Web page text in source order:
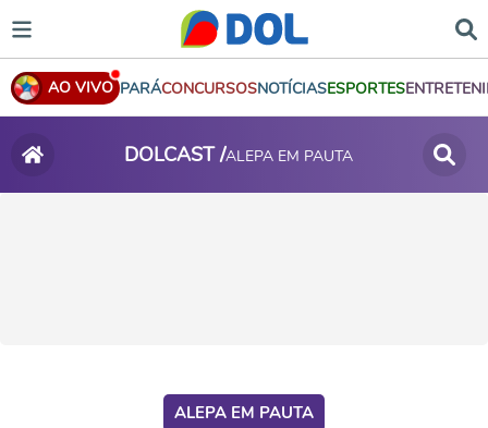
AO VIVO PARÁCONCURSOSNOTÍCIASESPORTES
DOLCAST /ALEPA EM PAUTA
ALEPA EM PAUTA